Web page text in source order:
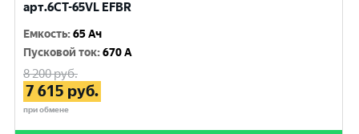
арт.6CT-65VL EFBR
Емкость:65 Ач
Пусковой ток:670 A
8 200руб.
7 615 руб.
при обмене